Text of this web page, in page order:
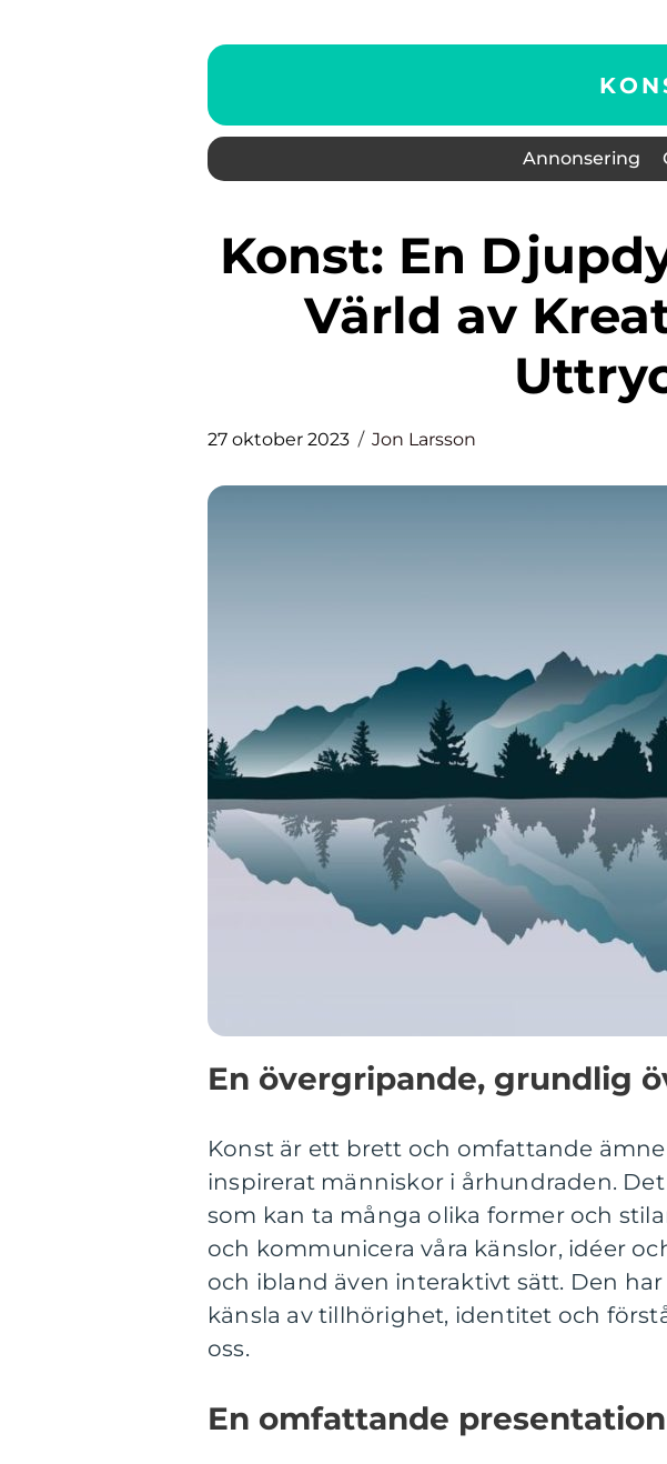
Annonsering
Konst: En Djupdykning in i En
Värld av
27 oktober 2023 Jon Larsson
En övergripande, grundlig
Konst är ett brett och omfattande
inspirerat människor i århundraden.
som kan ta många olika former och
och kommunicera våra känslor, idéer
och ibland även interaktivt sätt. Den
känsla av tillhörighet, identitet och
oss.
En omfattande presentation